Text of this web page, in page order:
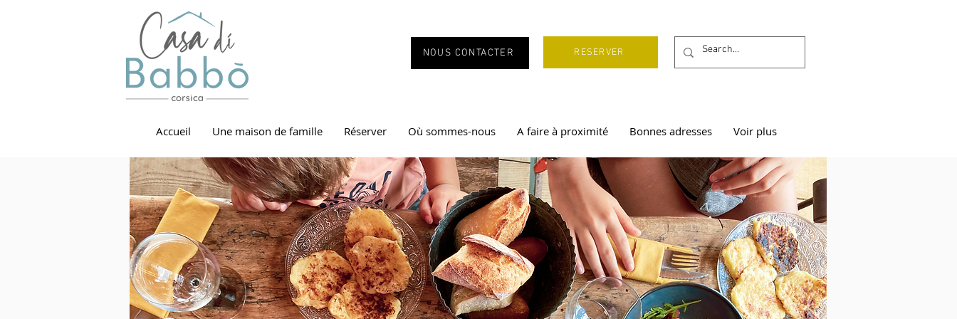
NOUS CONTACTER RESERVER
Accueil Une maison de famille Réserver Où sommes-nous A faire à proximité Bonnes adresses Voir plus